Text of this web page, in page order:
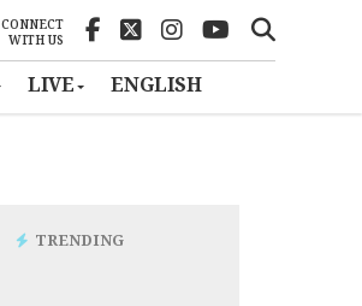
CONNECT
WITH US
LIVE ENGLISH
TRENDING